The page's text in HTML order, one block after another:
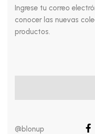
Ingrese tu correo
conocer las nuevas
productos.
@blonup